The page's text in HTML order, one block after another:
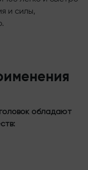
и силы,
обладают